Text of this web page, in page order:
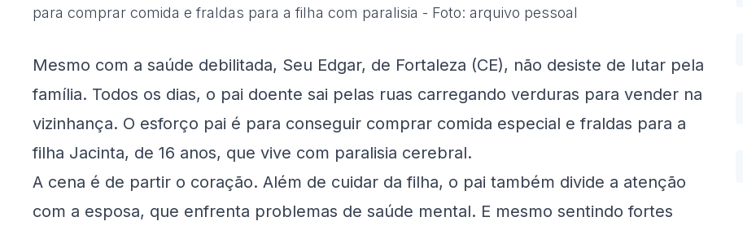
para comprar comida e fraldas para a filha com paralisia - Foto: arquivo pessoal
Mesmo com a saúde debilitada, Seu Edgar, de Fortaleza (CE), não desiste de lutar pela
família. Todos os dias, o pai doente sai pelas ruas carregando verduras para vender na
vizinhança. O esforço pai é para conseguir comprar comida especial e fraldas para a
filha Jacinta, de 16 anos, que vive com paralisia cerebral.
A cena é de partir o coração. Além de cuidar da filha, o pai também divide a atenção
com a esposa, que enfrenta problemas de saúde mental. E mesmo sentindo fortes